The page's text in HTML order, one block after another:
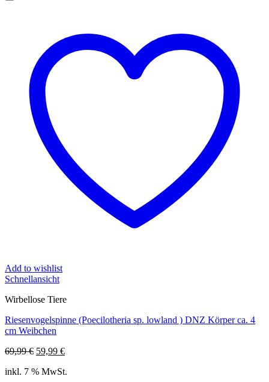
Add to wishlist
Schnellansicht
Wirbellose Tiere
Riesenvogelspinne (Poecilotheria sp. lowland ) DNZ Körper ca. 4
cm Weibchen
69,99€ Ursprünglicher
war:
59,99 €Aktueller
ist:
inkl. 7 % MwSt.